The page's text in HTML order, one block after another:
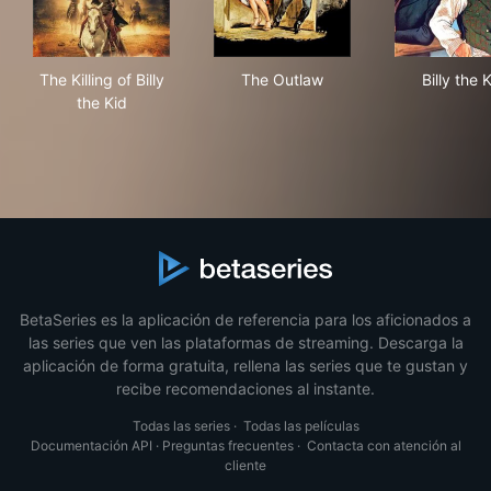
The Killing of Billy
the Kid
The Outlaw Billy the
BetaSeries es la aplicación de referencia para los aficionados a
las series que ven las plataformas de streaming. Descarga la
aplicación de forma gratuita, rellena las series que te gustan y
recibe recomendaciones al instante.
Todas las series· Todas las películas
Documentación API · Preguntas frecuentes· Contacta con atención al
cliente